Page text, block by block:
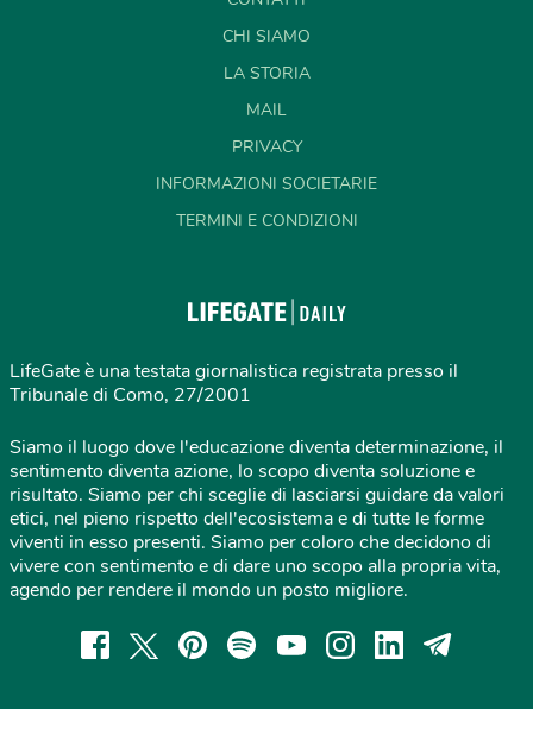
CHI SIAMO
LA STORIA
MAIL
PRIVACY
INFORMAZIONI SOCIETARIE
TERMINI E CONDIZIONI
LifeGate è una testata giornalistica registrata presso il
Tribunale di Como, 27/2001
Siamo il luogo dove l'educazione diventa determinazione, il
sentimento diventa azione, lo scopo diventa soluzione e
risultato. Siamo per chi sceglie di lasciarsi guidare da valori
etici, nel pieno rispetto dell'ecosistema e di tutte le forme
viventi in esso presenti. Siamo per coloro che decidono di
vivere con sentimento e di dare uno scopo alla propria vita,
agendo per rendere il mondo un posto migliore.